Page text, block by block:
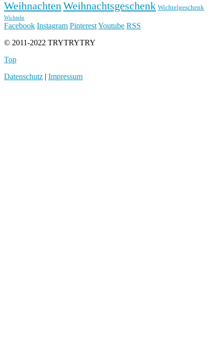
WeihnachtenWeihnachtsgeschenk Wichtelgeschenk
Wichteln
Facebook Instagram PinterestYoutube RSS
© 2011-2022 TRYTRYTRY
Top
Datenschutz | Impressum